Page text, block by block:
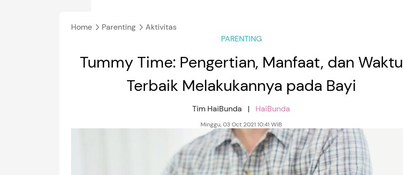
Home Parenting
Aktivitas
PARENTING
Tummy Time: Pengertian, Manfaat, dan Waktu
Terbaik Melakukannya pada Bayi
Tim HaiBunda | HaiBunda
Minggu, 03 Oct 2021 10:41 WIB